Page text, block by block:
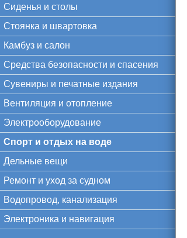
Сиденья и столы
Стоянка и швартовка
Камбуз и салон
Средства безопасности и спасения
Сувениры и печатные издания
Вентиляция и отопление
Электрооборудование
Спорт и отдых на воде
Дельные вещи
Ремонт и уход за судном
Водопровод, канализация
Электроника и навигация